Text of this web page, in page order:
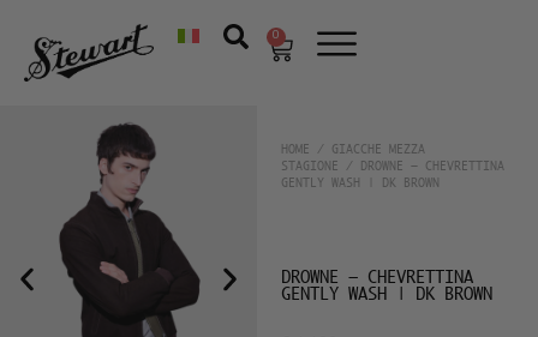
0
HOME /
GIACCHE MEZZA
STAGIONE / DROWNE – CHEVRETTINA
GENTLY WASH | DK BROWN
DROWNE – CHEVRETTINA
GENTLY WASH | DK BROWN